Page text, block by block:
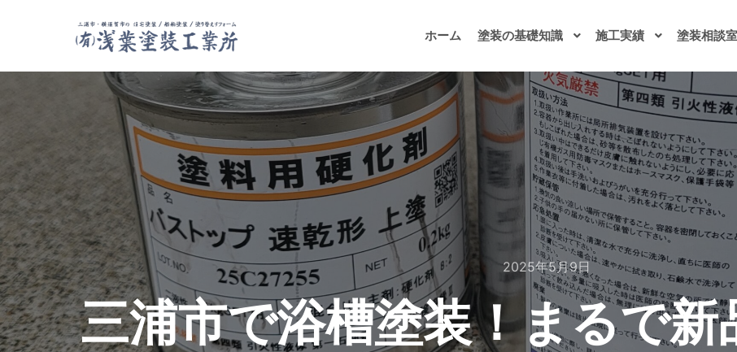
ホーム 塗装の基礎知識 施工実績 塗装相談室
2025年5月9日
三浦市で浴槽塗装！まるで新